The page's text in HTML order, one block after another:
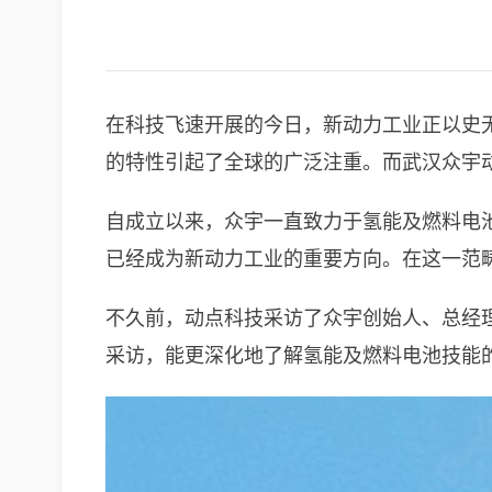
在科技飞速开展的今日，新动力工业正以
的特性引起了全球的广泛注重。而武汉众
自成立以来，众宇一直致力于氢能及燃料
已经成为新动力工业的重要方向。在这一
不久前，动点科技采访了众宇创始人、总
采访，能更深化地了解氢能及燃料电池技